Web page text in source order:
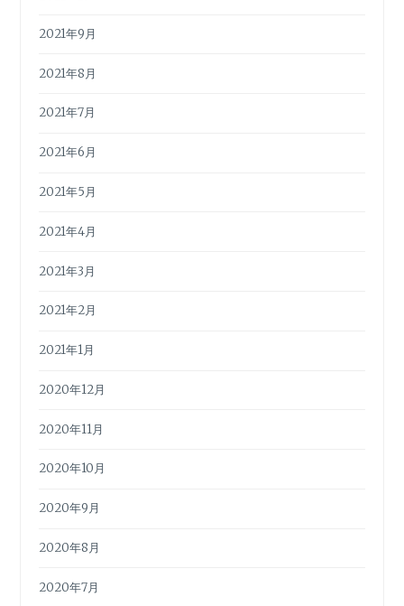
2021年9月
2021年8月
2021年7月
2021年6月
2021年5月
2021年4月
2021年3月
2021年2月
2021年1月
2020年12月
2020年11月
2020年10月
2020年9月
2020年8月
2020年7月